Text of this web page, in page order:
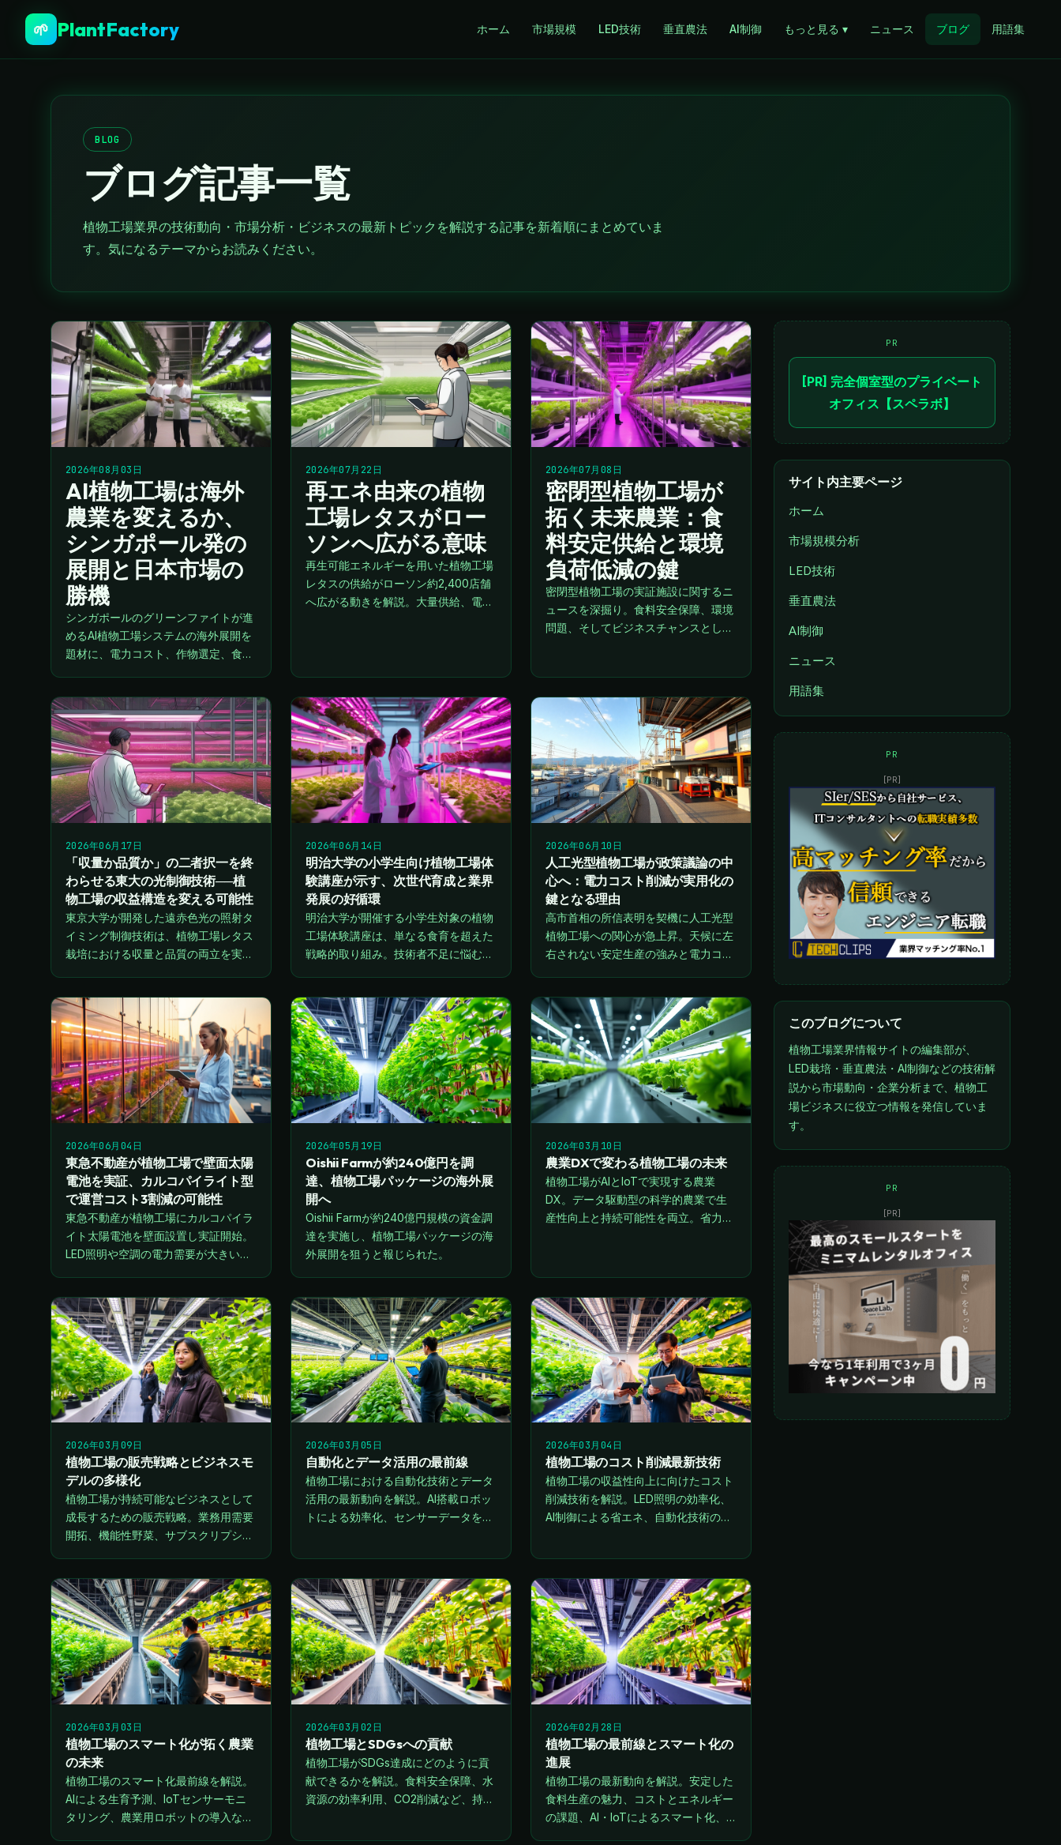
🌱 PlantFactory ホーム 市場規模 LED技術 垂直農法 AI制御 もっと見る ▾ ニュース ブログ 用語集
BLOG
ブログ記事一覧
植物工場業界の技術動向・市場分析・ビジネスの最新トピックを解説する記事を新着順にまとめていま
す。気になるテーマからお読みください。
2026年08月03日
AI植物工場は海外
農業を変えるか、
シンガポール発の
展開と日本市場の
勝機
シンガポールのグリーンファイトが進
めるAI植物工場システムの海外展開を
題材に、電力コスト、作物選定、食品
2026年07月22日
再エネ由来の植物
工場レタスがロー
ソンへ広がる意味
再生可能エネルギーを用いた植物工場
レタスの供給がローソン約2,400店舗
へ広がる動きを解説。大量供給、電
2026年07月08日
密閉型植物工場が
拓く未来農業：食
料安定供給と環境
負荷低減の鍵
密閉型植物工場の実証施設に関するニ
ュースを深掘り。食料安全保障、環境
問題、そしてビジネスチャンスとして
2026年06月17日
「収量か品質か」の二者択一を終
わらせる東大の光制御技術──植
物工場の収益構造を変える可能性
東京大学が開発した遠赤色光の照射タ
イミング制御技術は、植物工場レタス
栽培における収量と品質の両立を実
をどう変えるか分析します。
2026年06月14日
明治大学の小学生向け植物工場体
験講座が示す、次世代育成と業界
発展の好循環
明治大学が開催する小学生対象の植物
工場体験講座は、単なる食育を超えた
戦略的取り組み。技術者不足に悩む業
る可能性を分析します。
2026年06月10日
人工光型植物工場が政策議論の中
心へ：電力コスト削減が実用化の
鍵となる理由
高市首相の所信表明を契機に人工光型
植物工場への関心が急上昇。天候に左
右されない安定生産の強みと電力コス
す。
2026年06月04日
東急不動産が植物工場で壁面太陽
電池を実証、カルコパイライト型
で運営コスト3割減の可能性
東急不動産が植物工場にカルコパイラ
イト太陽電池を壁面設置し実証開始。
LED照明や空調の電力需要が大きい植
次世代施設園芸の取り組みを解…
2026年05月19日
Oishii Farmが約240億円を調
達、植物工場パッケージの海外展
開へ
Oishii Farmが約240億円規模の資金調
達を実施し、植物工場パッケージの海
外展開を狙うと報じられた。
2026年03月10日
農業DXで変わる植物工場の未来
植物工場がAIとIoTで実現する農業
DX。データ駆動型の科学的農業で生
産性向上と持続可能性を両立。省力化
2026年03月09日
植物工場の販売戦略とビジネスモ
デルの多様化
植物工場が持続可能なビジネスとして
成長するための販売戦略。業務用需要
開拓、機能性野菜、サブスクリプショ
2026年03月05日
自動化とデータ活用の最前線
植物工場における自動化技術とデータ
活用の最新動向を解説。AI搭載ロボッ
トによる効率化、センサーデータを活
2026年03月04日
植物工場のコスト削減最新技術
植物工場の収益性向上に向けたコスト
削減技術を解説。LED照明の効率化、
AI制御による省エネ、自動化技術の進
2026年03月03日
植物工場のスマート化が拓く農業
の未来
植物工場のスマート化最前線を解説。
AIによる生育予測、IoTセンサーモニ
タリング、農業用ロボットの導入な
2026年03月02日
植物工場とSDGsへの貢献
植物工場がSDGs達成にどのように貢
献できるかを解説。食料安全保障、水
資源の効率利用、CO2削減など、持続
2026年02月28日
植物工場の最前線とスマート化の
進展
植物工場の最新動向を解説。安定した
食料生産の魅力、コストとエネルギー
の課題、AI・IoTによるスマート化、
PR
[PR] 完全個室型のプライベート
オフィス【スペラボ】
サイト内主要ページ
ホーム
市場規模分析
LED技術
垂直農法
AI制御
ニュース
用語集
PR
[PR]
このブログについて
植物工場業界情報サイトの編集部が、
LED栽培・垂直農法・AI制御などの技術解
説から市場動向・企業分析まで、植物工
場ビジネスに役立つ情報を発信していま
す。
PR
[PR]